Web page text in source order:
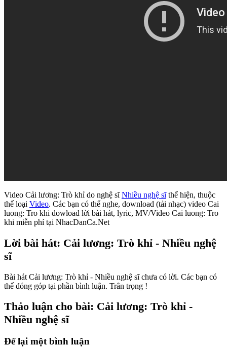
Video Cải lương: Trò khỉ do nghệ sĩNhiều nghệ sĩthể hiện, thuộc
thể loại Video. Các bạn có thể nghe, download (tải nhạc) video Cai
luong: Tro khi dowload lời bài hát, lyric, MV/Video Cai luong: Tro
khi miễn phí tại NhacDanCa.Net
Lời bài hát: Cải lương: Trò khỉ - Nhiều nghệ
sĩ
Bài hát Cải lương: Trò khỉ - Nhiều nghệ sĩ chưa có lời. Các bạn có
thể đóng góp tại phần bình luận. Trân trọng !
Thảo luận cho bài: Cải lương: Trò khỉ -
Nhiều nghệ sĩ
Để lại một bình luận